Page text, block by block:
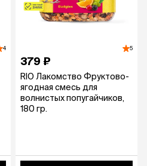
4 5
379 ₽
RIO Лакомство Фруктово-
ягодная смесь для
волнистых попугайчиков,
180 гр.